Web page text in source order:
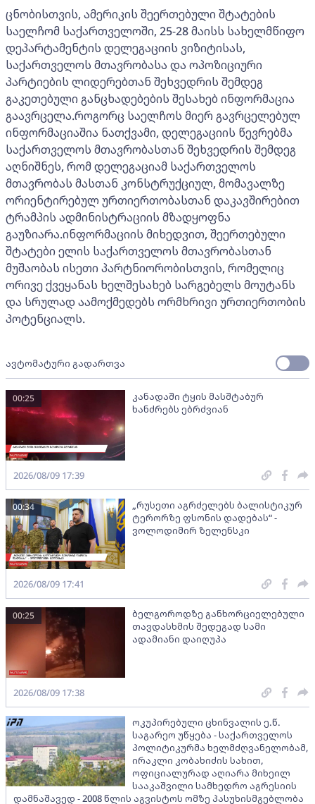
ცნობისთვის, ამერიკის შეერთებული შტატების
საელჩომ საქართველოში, 25-28 მაისს სახელმწიფო
დეპარტამენტის დელეგაციის ვიზიტისას,
საქართველოს მთავრობასა და ოპოზიციური
პარტიების ლიდერებთან შეხვედრის შემდეგ
გაკეთებული განცხადებების შესახებ ინფორმაცია
გაავრცელა.როგორც საელჩოს მიერ გავრცელებულ
ინფორმაციაშია ნათქვამი, დელეგაციის წევრებმა
საქართველოს მთავრობასთან შეხვედრის შემდეგ
აღნიშნეს, რომ დელეგაციამ საქართველოს
მთავრობას მასთან კონსტრუქციულ, მომავალზე
ორიენტირებულ ურთიერთობასთან დაკავშირებით
ტრამპის ადმინისტრაციის მზადყოფნა
გაუზიარა.ინფორმაციის მიხედვით, შეერთებული
შტატები ელის საქართველოს მთავრობასთან
მუშაობას ისეთი პარტნიორობისთვის, რომელიც
ორივე ქვეყანას ხელშესახებ სარგებელს მოუტანს
და სრულად აამოქმედებს ორმხრივი ურთიერთობის
პოტენციალს.
ავტომატური გადართვა
კანადაში ტყის მასშტაბურ
ხანძრებს ებრძვიან
00:25
2026/08/09 17:39
„რუსეთი აგრძელებს ბალისტიკურ
ტერორზე ფსონის დადებას“ -
ვოლოდიმირ ზელენსკი
00:34
2026/08/09 17:41
ბელგოროდზე განხორციელებული
თავდასხმის შედეგად სამი
ადამიანი დაიღუპა
00:25
2026/08/09 17:38
ოკუპირებული ცხინვალის ე.წ.
საგარეო უწყება - საქართველოს
პოლიტიკურმა ხელმძღვანელობამ,
ირაკლი კობახიძის სახით,
ოფიციალურად აღიარა მიხეილ
სააკაშვილი სამხედრო აგრესიის
დამნაშავედ - 2008 წლის აგვისტოს ომზე პასუხისმგებლობა